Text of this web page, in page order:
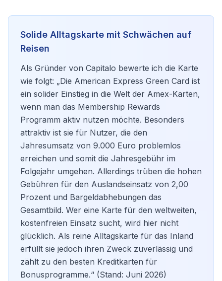
Solide Alltagskarte mit Schwächen auf
Reisen
Als Gründer von Capitalo bewerte ich die Karte
wie folgt: „Die American Express Green Card ist
ein solider Einstieg in die Welt der Amex-Karten,
wenn man das Membership Rewards
Programm aktiv nutzen möchte. Besonders
attraktiv ist sie für Nutzer, die den
Jahresumsatz von 9.000 Euro problemlos
erreichen und somit die Jahresgebühr im
Folgejahr umgehen. Allerdings trüben die hohen
Gebühren für den Auslandseinsatz von 2,00
Prozent und Bargeldabhebungen das
Gesamtbild. Wer eine Karte für den weltweiten,
kostenfreien Einsatz sucht, wird hier nicht
glücklich. Als reine Alltagskarte für das Inland
erfüllt sie jedoch ihren Zweck zuverlässig und
zählt zu den besten Kreditkarten für
Bonusprogramme.“ (Stand: Juni 2026)